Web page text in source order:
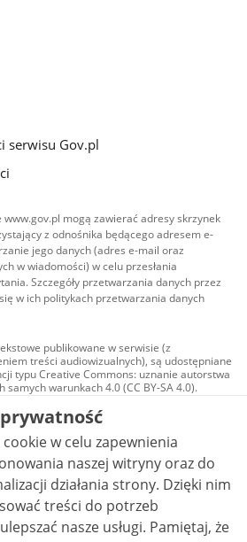
serwisu Gov.pl
mogą zawierać adresy skrzynek
z odnośnika będącego adresem e-
jego danych (adres e-mail oraz
w wiadomości) w celu przesłania
Szczegóły przetwarzania danych przez
w ich politykach przetwarzania danych
publikowane w serwisie (z
treści audiowizualnych), są udostępniane
typu Creative Commons: uznanie autorstwa
samych warunkach 4.0 (CC BY-SA 4.0).
audiowizualne, w tym zdjęcia, materiały
są udostępniane na licencji typu
Commons: uznanie autorstwa użycie
- bez utworów zależnych 4.0 (CC BY-
o ile nie jest to stwierdzone inaczej.
w celu zapewnienia
naszej witryny oraz do
działania strony. Dzięki nim
treści do potrzeb
nasze usługi. Pamiętaj, że